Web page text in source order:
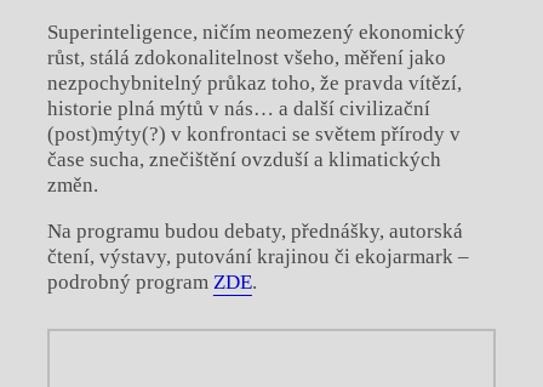
Superinteligence, ničím neomezený ekonomický
růst, stálá zdokonalitelnost všeho, měření jako
nezpochybnitelný průkaz toho, že pravda vítězí,
historie plná mýtů v nás… a další civilizační
(post)mýty(?) v konfrontaci se světem přírody v
čase sucha, znečištění ovzduší a klimatických
změn.
Na programu budou debaty, přednášky, autorská
čtení, výstavy, putování krajinou či ekojarmark –
podrobný program ZDE.